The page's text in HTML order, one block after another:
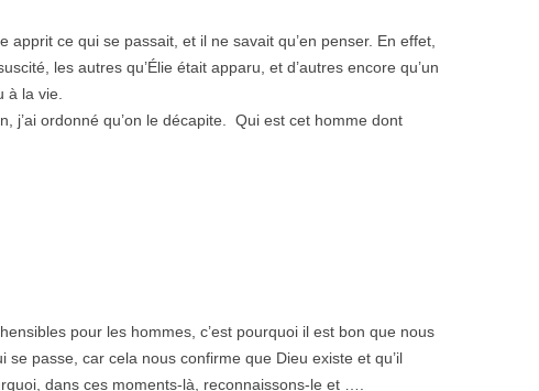
apprit ce qui se passait, et il ne savait qu’en penser. En effet,
les autres qu’Élie était apparu, et d’autres encore qu’un
à la vie.
j’ai ordonné qu’on le décapite. Qui est cet homme dont
pour les hommes, c’est pourquoi il est bon que nous
se passe, car cela nous confirme que Dieu existe et qu’il
dans ces moments-là, reconnaissons-le et ….